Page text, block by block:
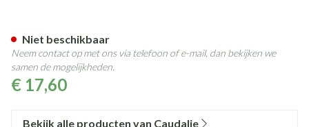
€ 17,60
Niet beschikbaar
Neem contact op met ons via telefoon of e-mail, dan bekijken we
samen de mogelijkheden.
Bekijk alle producten van Caudalie